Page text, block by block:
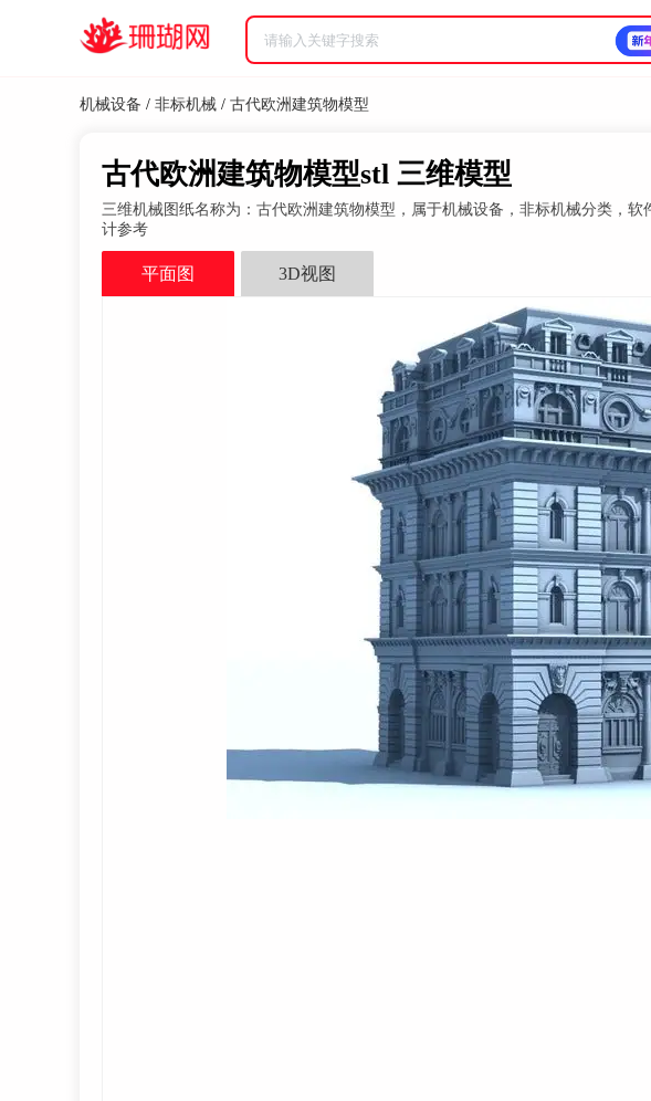
机械设备 / 非标机械 / 古代欧洲建筑物模型
古代欧洲建筑物模型stl 三维模型
三维机械图纸名称为：古代欧洲建筑物模型，属于机械设备，非标机械分类，
计参考
平面图 3D视图